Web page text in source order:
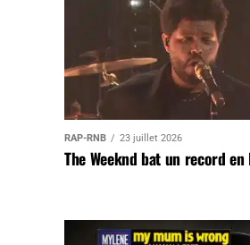
RAP-RNB 23 juillet 2026
The Weeknd bat un record en